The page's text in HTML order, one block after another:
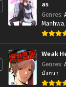
as
Genres:
Manhwa,
วา
Weak
Genres:
มังฮวา